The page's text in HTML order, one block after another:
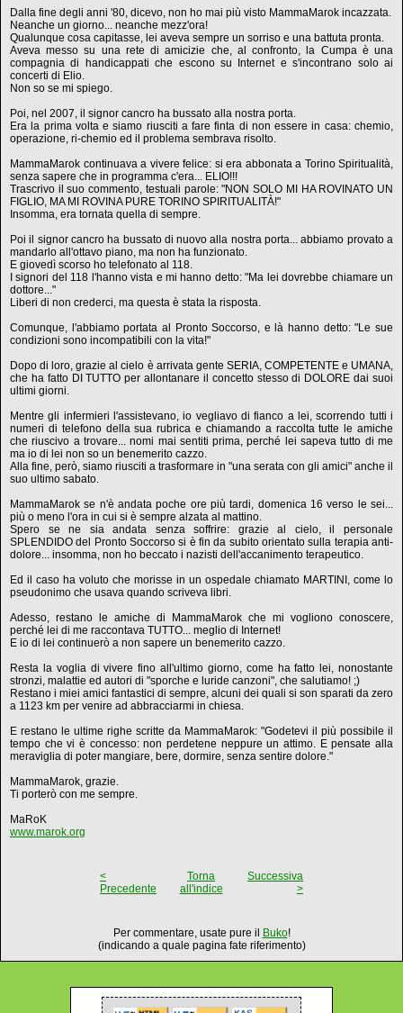
Dalla fine degli anni '80, dicevo, non ho mai più visto MammaMarok incazzata.
Neanche un giorno... neanche mezz'ora!
Qualunque cosa capitasse, lei aveva sempre un sorriso e una battuta pronta.
Aveva messo su una rete di amicizie che, al confronto, la Cumpa è una
compagnia di handicappati che escono su Internet e s'incontrano solo ai
concerti di Elio.
Non so se mi spiego.
Poi, nel 2007, il signor cancro ha bussato alla nostra porta.
Era la prima volta e siamo riusciti a fare finta di non essere in casa: chemio,
operazione, ri-chemio ed il problema sembrava risolto.
MammaMarok continuava a vivere felice: si era abbonata a Torino Spiritualità,
senza sapere che in programma c'era... ELIO!!!
Trascrivo il suo commento, testuali parole: "NON SOLO MI HA ROVINATO UN
FIGLIO, MA MI ROVINA PURE TORINO SPIRITUALITÀ!"
Insomma, era tornata quella di sempre.
Poi il signor cancro ha bussato di nuovo alla nostra porta... abbiamo provato a
mandarlo all'ottavo piano, ma non ha funzionato.
E giovedì scorso ho telefonato al 118.
I signori del 118 l'hanno vista e mi hanno detto: "Ma lei dovrebbe chiamare un
dottore..."
Liberi di non crederci, ma questa è stata la risposta.
Comunque, l'abbiamo portata al Pronto Soccorso, e là hanno detto: "Le sue
condizioni sono incompatibili con la vita!"
Dopo di loro, grazie al cielo è arrivata gente SERIA, COMPETENTE e UMANA,
che ha fatto DI TUTTO per allontanare il concetto stesso di DOLORE dai suoi
ultimi giorni.
Mentre gli infermieri l'assistevano, io vegliavo di fianco a lei, scorrendo tutti i
numeri di telefono della sua rubrica e chiamando a raccolta tutte le amiche
che riuscivo a trovare... nomi mai sentiti prima, perché lei sapeva tutto di me
ma io di lei non so un benemerito cazzo.
Alla fine, però, siamo riusciti a trasformare in "una serata con gli amici" anche il
suo ultimo sabato.
MammaMarok se n'è andata poche ore più tardi, domenica 16 verso le sei...
più o meno l'ora in cui si è sempre alzata al mattino.
Spero se ne sia andata senza soffrire: grazie al cielo, il personale
SPLENDIDO del Pronto Soccorso si è fin da subito orientato sulla terapia anti-
dolore... insomma, non ho beccato i nazisti dell'accanimento terapeutico.
Ed il caso ha voluto che morisse in un ospedale chiamato MARTINI, come lo
pseudonimo che usava quando scriveva libri.
Adesso, restano le amiche di MammaMarok che mi vogliono conoscere,
perché lei di me raccontava TUTTO... meglio di Internet!
E io di lei continuerò a non sapere un benemerito cazzo.
Resta la voglia di vivere fino all'ultimo giorno, come ha fatto lei, nonostante
stronzi, malattie ed autori di "sporche e luride canzoni", che salutiamo! ;)
Restano i miei amici fantastici di sempre, alcuni dei quali si son sparati da zero
a 1123 km per venire ad abbracciarmi in chiesa.
E restano le ultime righe scritte da MammaMarok: "Godetevi il più possibile il
tempo che vi è concesso: non perdetene neppure un attimo. E pensate alla
meraviglia di poter mangiare, bere, dormire, senza sentire dolore."
MammaMarok, grazie.
Ti porterò con me sempre.
MaRoK
www.marok.org
<
Precedente
Torna
all'indice
Successiva
>
Per commentare, usate pure il Buko!
(indicando a quale pagina fate riferimento)